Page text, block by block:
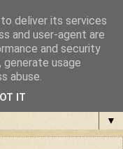
▼
deliver its services
and user-agent are
and security
usage
abuse.
IT